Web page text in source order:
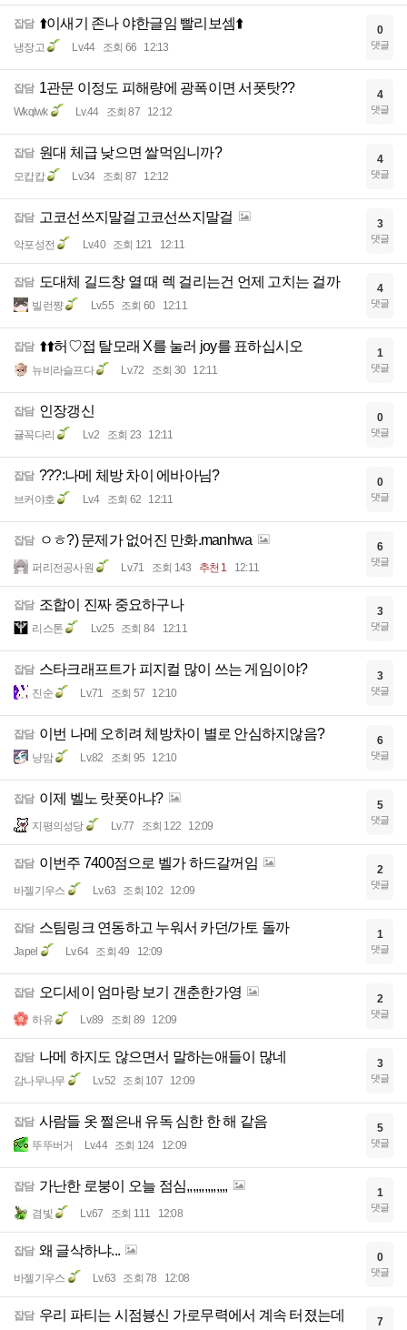
잡담 ⬆️이새기 존나 야한글임 빨리보셈⬆️
냉장고 Lv.44 조회 66 12:13
0
댓글
잡담 1관문 이정도 피해량에 광폭이면 서폿탓??
Wkqlwk Lv.44 조회 87 12:12
4
댓글
잡담 원대 체급 낮으면 쌀먹임니까?
모캅캅 Lv.34 조회 87 12:12
4
댓글
잡담 고코선쓰지말걸고코선쓰지말걸
악포성전 Lv.40 조회 121 12:11
3
댓글
잡담 도대체 길드창 열 때 렉 걸리는건 언제 고치는 걸까
빌런쨩 Lv.55 조회 60 12:11
4
댓글
잡담 ⬆️⬆️허♡접 탈모래 X를 눌러 joy를 표하십시오
뉴비라슬프다 Lv.72 조회 30 12:11
1
댓글
잡담 인장갱신
귤꼭다리 Lv.2 조회 23 12:11
0
댓글
잡담 ???:나메 체방 차이 에바아님?
브커야호 Lv.4 조회 62 12:11
0
댓글
잡담 ㅇㅎ?) 문제가 없어진 만화.manhwa
퍼리전공사원 Lv.71 조회 143 추천 1 12:11
6
댓글
잡담 조합이 진짜 중요하구나
리스톤 Lv.25 조회 84 12:11
3
댓글
잡담 스타크래프트가 피지컬 많이 쓰는 게임이야?
진순 Lv.71 조회 57 12:10
3
댓글
잡담 이번 나메 오히려 체방차이 별로 안심하지않음?
냥맘 Lv.82 조회 95 12:10
6
댓글
잡담 이제 벨노 랏폿아냐?
지평의성당 Lv.77 조회 122 12:09
5
댓글
잡담 이번주 7400점으로 벨가 하드갈꺼임
바젤기우스 Lv.63 조회 102 12:09
2
댓글
잡담 스팀링크 연동하고 누워서 카던/가토 돌까
Japel Lv.64 조회 49 12:09
1
댓글
잡담 오디세이 엄마랑 보기 갠춘한가영
하유 Lv.89 조회 89 12:09
2
댓글
잡담 나메 하지도 않으면서 말하는애들이 많네
감나무나무 Lv.52 조회 107 12:09
3
댓글
잡담 사람들 옷 쩔은내 유독 심한 한 해 같음
뚜뚜버거 Lv.44 조회 124 12:09
5
댓글
잡담 가난한 로붕이 오늘 점심,,,,,,,,,,,,,,
겸빛 Lv.67 조회 111 12:08
1
댓글
잡담 왜 글삭하냐...
바젤기우스 Lv.63 조회 78 12:08
0
댓글
잡담 우리 파티는 시점븅신 가로무력에서 계속 터졌는데 7